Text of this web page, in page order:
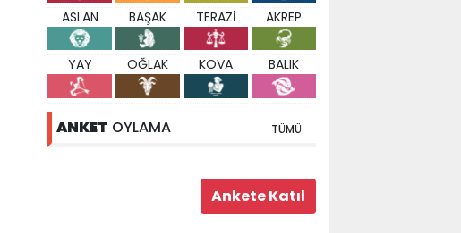
ASLAN BAŞAK TERAZİ AKREP
YAY OĞLAK KOVA BALIK
ANKET OYLAMA TÜMÜ